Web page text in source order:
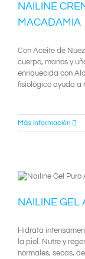
NAILINE
MACADAMIA
Con Aceite de
cuerpo, manos y
enriquecida con
fisiológico ayuda a
Más información
NAILINE GEL
Hidrata
la piel. Nutre y
normales, secas,